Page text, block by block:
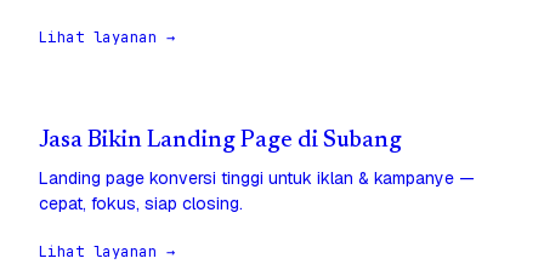
Lihat layanan →
Jasa Bikin Landing Page di Subang
Landing page konversi tinggi untuk iklan & kampanye —
cepat, fokus, siap closing.
Lihat layanan →